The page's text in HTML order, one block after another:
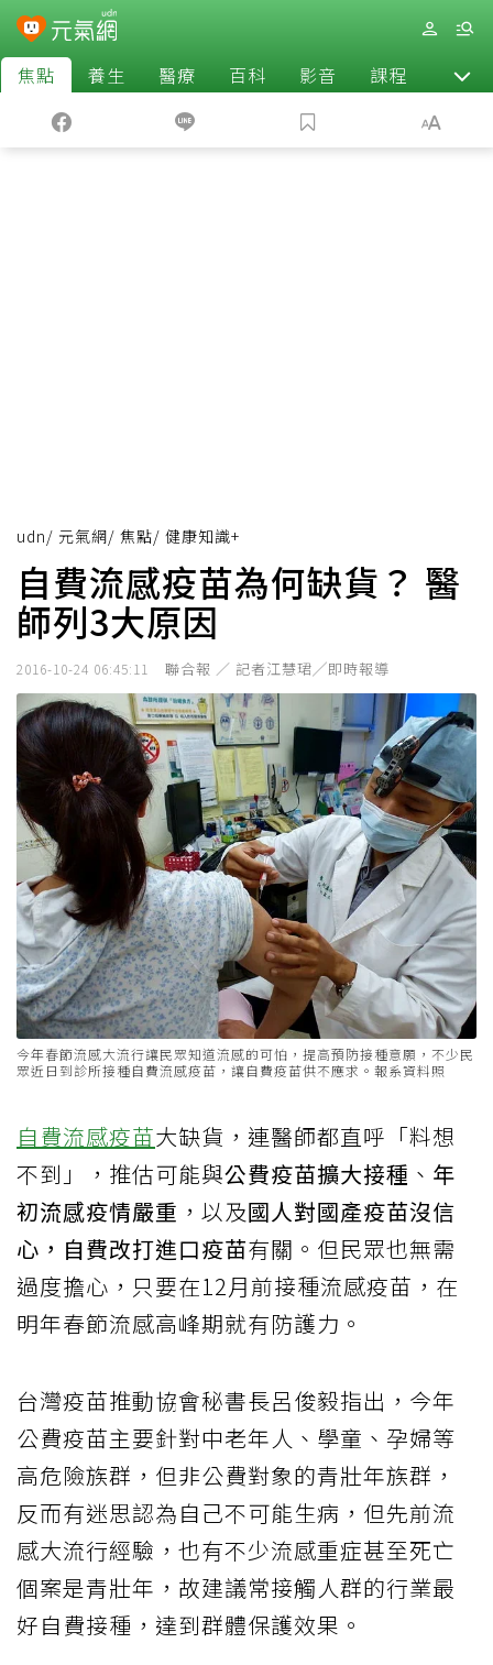
焦點 養生 醫療 百科 影音 課程 退休
udn/ 元氣網/ 焦點/ 健康知識+
自費流感疫苗為何缺貨？ 醫
師列3大原因
2016-10-24 06:45:11 聯合報 ／ 記者江慧珺╱即時報導
今年春節流感大流行讓民眾知道流感的可怕，提高預防接種意願，不少民
眾近日到診所接種自費流感疫苗，讓自費疫苗供不應求。報系資料照
自費流感疫苗大缺貨，連醫師都直呼「料想
不到」，推估可能與公費疫苗擴大接種 、 年
初流感疫情嚴重 ，以及國人對國產疫苗沒信
心，自費改打進口疫苗有關。但民眾也無需
過度擔心，只要在12月前接種流感疫苗，在
明年春節流感高峰期就有防護力。
台灣疫苗推動協會秘書長呂俊毅指出，今年
公費疫苗主要針對中老年人、學童、孕婦等
高危險族群，但非公費對象的青壯年族群，
反而有迷思認為自己不可能生病，但先前流
感大流行經驗，也有不少流感重症甚至死亡
個案是青壯年，故建議常接觸人群的行業最
好自費接種，達到群體保護效果。